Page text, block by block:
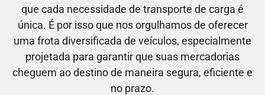
que cada necessidade de transporte de carga é
única. É por isso que nos orgulhamos de oferecer
uma frota diversificada de veículos, especialmente
projetada para garantir que suas mercadorias
cheguem ao destino de maneira segura, eficiente e
no prazo.